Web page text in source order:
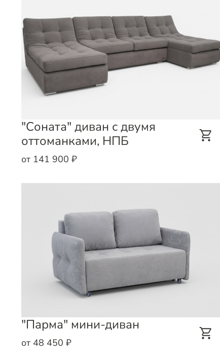
"Соната" диван с двумя
оттоманками, НПБ
от 141 900 ₽
"Парма" мини-диван
от 48 450 ₽